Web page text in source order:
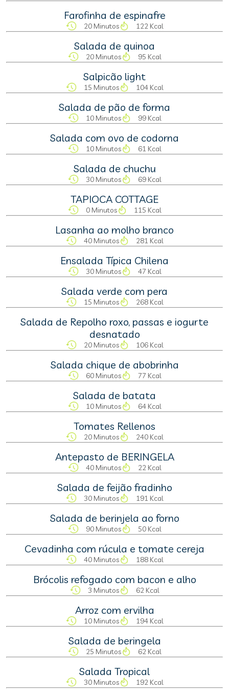
Farofinha de espinafre
20 Minutos 122 Kcal
Salada de quinoa
20 Minutos 95 Kcal
Salpicão light
15 Minutos 104 Kcal
Salada de pão de forma
10 Minutos 99 Kcal
Salada com ovo de codorna
10 Minutos 61 Kcal
Salada de chuchu
30 Minutos 69 Kcal
TAPIOCA COTTAGE
0 Minutos 115 Kcal
Lasanha ao molho branco
40 Minutos 281 Kcal
Ensalada Típica Chilena
30 Minutos 47 Kcal
Salada verde com pera
15 Minutos 268 Kcal
Salada de Repolho roxo, passas e iogurte
desnatado
20 Minutos 106 Kcal
Salada chique de abobrinha
60 Minutos 77 Kcal
Salada de batata
10 Minutos 64 Kcal
Tomates Rellenos
20 Minutos 240 Kcal
Antepasto de BERINGELA
40 Minutos 22 Kcal
Salada de feijão fradinho
30 Minutos 191 Kcal
Salada de berinjela ao forno
90 Minutos 50 Kcal
Cevadinha com rúcula e tomate cereja
40 Minutos 188 Kcal
Brócolis refogado com bacon e alho
3 Minutos 62 Kcal
Arroz com ervilha
10 Minutos 194 Kcal
Salada de beringela
25 Minutos 62 Kcal
Salada Tropical
30 Minutos 192 Kcal